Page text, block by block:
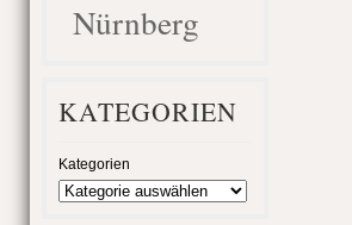
Nürnberg
KATEGORIEN
Kategorien